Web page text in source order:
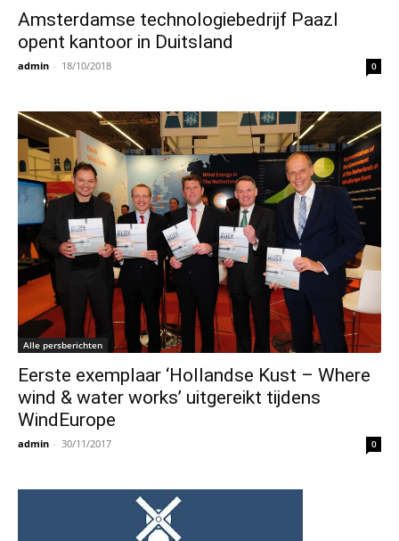
Amsterdamse technologiebedrijf Paazl
opent kantoor in Duitsland
admin - 18/10/2018 0
Alle persberichten
Eerste exemplaar ‘Hollandse Kust – Where
wind & water works’ uitgereikt tijdens
WindEurope
admin - 30/11/2017 0